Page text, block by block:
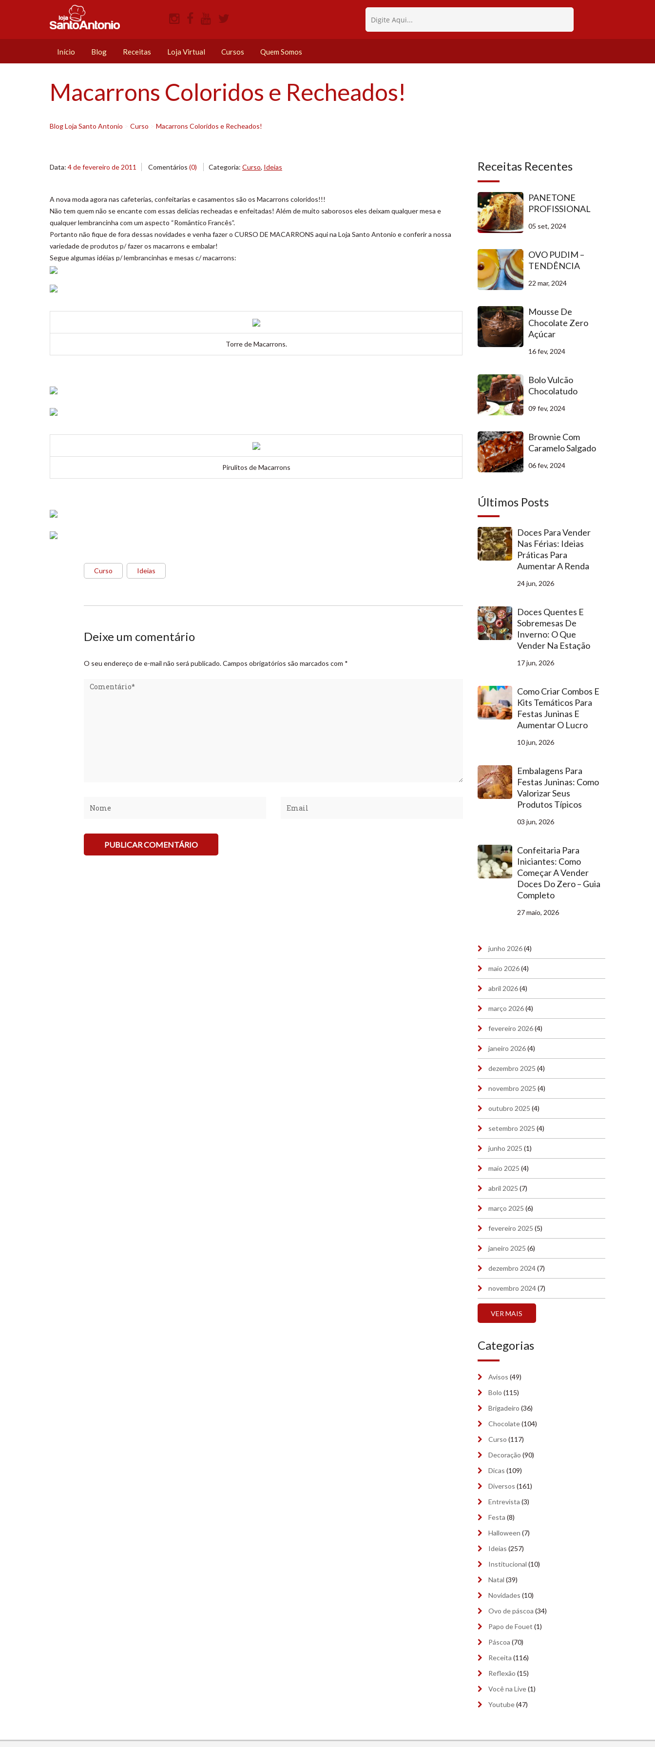
Início Blog Receitas Loja Virtual Cursos Quem Somos
Macarrons Coloridos e Recheados!
Blog Loja Santo Antonio Curso Macarrons Coloridos e Recheados!
Data: 4 de fevereiro de 2011 Comentários (0) Categoria: Curso, Ideias
A nova moda agora nas cafeterias, confeitarias e casamentos são os Macarrons coloridos!!!
Não tem quem não se encante com essas delicias recheadas e enfeitadas! Além de muito saborosos eles deixam qualquer mesa e
qualquer lembrancinha com um aspecto “Romântico Francês”.
Portanto não fique de fora dessas novidades e venha fazer o CURSO DE MACARRONS aqui na Loja Santo Antonio e conferir a nossa
variedade de produtos p/ fazer os macarrons e embalar!
Segue algumas idéias p/ lembrancinhas e mesas c/ macarrons:
Torre de Macarrons.
Pirulitos de Macarrons
Curso Ideias
Deixe um comentário
O seu endereço de e-mail não será publicado.Campos obrigatórios são marcados com *
Receitas Recentes
PANETONE
PROFISSIONAL
05 set, 2024
OVO PUDIM –
TENDÊNCIA
22 mar, 2024
Mousse De
Chocolate Zero
Açúcar
16 fev, 2024
Bolo Vulcão
Chocolatudo
09 fev, 2024
Brownie Com
Caramelo Salgado
06 fev, 2024
Últimos Posts
Doces Para Vender
Nas Férias: Ideias
Práticas Para
Aumentar A Renda
24 jun, 2026
Doces Quentes E
Sobremesas De
Inverno: O Que
Vender Na Estação
17 jun, 2026
Como Criar Combos E
Kits Temáticos Para
Festas Juninas E
Aumentar O Lucro
10 jun, 2026
Embalagens Para
Festas Juninas: Como
Valorizar Seus
Produtos Típicos
03 jun, 2026
Confeitaria Para
Iniciantes: Como
Começar A Vender
Doces Do Zero – Guia
Completo
27 maio, 2026
junho 2026(4)
maio 2026(4)
abril 2026(4)
março 2026(4)
fevereiro 2026(4)
janeiro 2026(4)
dezembro 2025 (4)
novembro 2025 (4)
outubro 2025 (4)
setembro 2025 (4)
junho 2025 (1)
maio 2025 (4)
abril 2025 (7)
março 2025 (6)
fevereiro 2025 (5)
janeiro 2025 (6)
dezembro 2024(7)
novembro 2024(7)
(7)
agosto 2024(2)
junho 2024
maio 2024 (7)
abril 2024(9)
fevereiro 2024
janeiro 2024(9)
dezembro 2023
outubro 2023
setembro 2023(9)
julho 2023
junho 2023(9)
maio 2023 (9)
março 2023(9)
fevereiro 2023
VER MAIS
Categorias
Avisos (49)
Bolo (115)
Brigadeiro (36)
Chocolate(104)
Curso (117)
Decoração (90)
Dicas (109)
Diversos (161)
Entrevista (3)
Festa (8)
Halloween (7)
Ideias (257)
Institucional (10)
Natal (39)
Novidades (10)
Ovo de páscoa (34)
Papo de Fouet (1)
Páscoa (70)
Receita (116)
Reflexão (15)
Você na Live(1)
Youtube(47)